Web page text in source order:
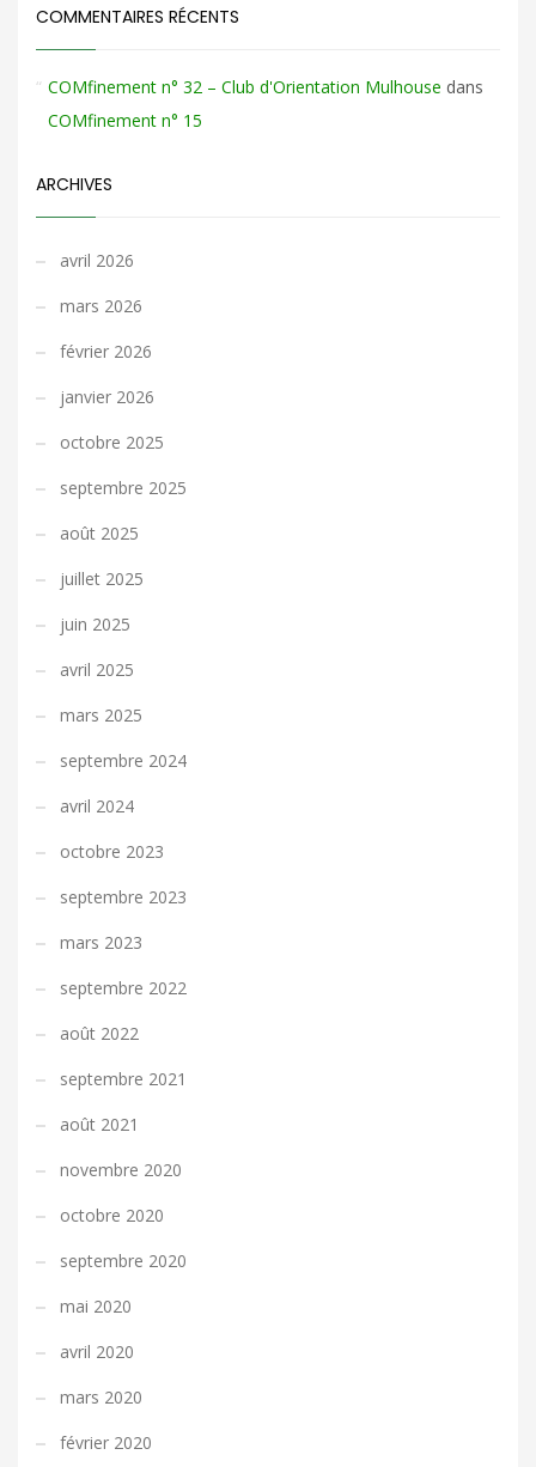
COMMENTAIRES RÉCENTS
COMfinement n° 32 – Club d'Orientation Mulhouse dans
COMfinement n° 15
ARCHIVES
avril 2026
mars 2026
février 2026
janvier 2026
octobre 2025
septembre 2025
août 2025
juillet 2025
juin 2025
avril 2025
mars 2025
septembre 2024
avril 2024
octobre 2023
septembre 2023
mars 2023
septembre 2022
août 2022
septembre 2021
août 2021
novembre 2020
octobre 2020
septembre 2020
mai 2020
avril 2020
mars 2020
février 2020